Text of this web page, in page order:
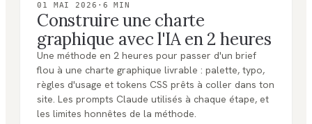
01 MAI 2026 · 6 MIN
Construire une charte
graphique avec l'IA en 2 heures
Une méthode en 2 heures pour passer d'un brief
flou à une charte graphique livrable : palette, typo,
règles d'usage et tokens CSS prêts à coller dans ton
site. Les prompts Claude utilisés à chaque étape, et
les limites honnêtes de la méthode.